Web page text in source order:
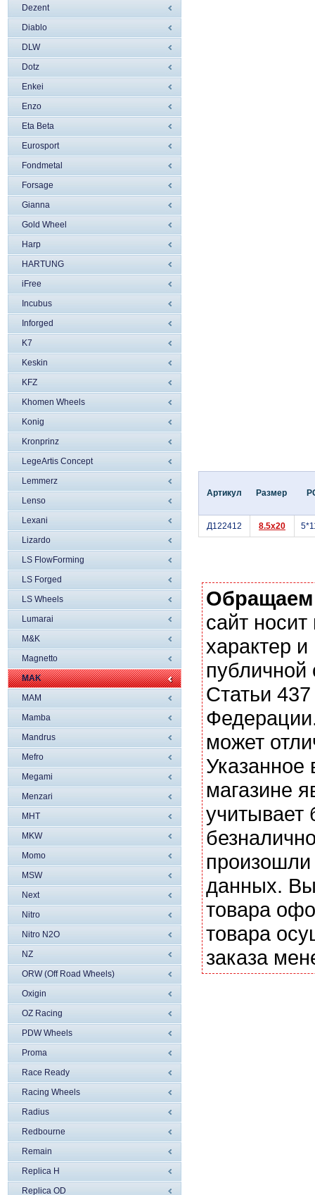
Dezent
Diablo
DLW
Dotz
Enkei
Enzo
Eta Beta
Eurosport
Fondmetal
Forsage
Gianna
Gold Wheel
Harp
HARTUNG
iFree
Incubus
Inforged
K7
Keskin
KFZ
Khomen Wheels
Konig
Kronprinz
LegeArtis Concept
Lemmerz
Lenso
Lexani
Lizardo
LS FlowForming
LS Forged
LS Wheels
Lumarai
M&K
Magnetto
MAK
MAM
Mamba
Mandrus
Mefro
Megami
Menzari
MHT
MKW
Momo
MSW
Next
Nitro
Nitro N2O
NZ
ORW (Off Road Wheels)
Oxigin
OZ Racing
PDW Wheels
Proma
Race Ready
Racing Wheels
Radius
Redbourne
Remain
Replica H
Replica OD
Артикул Размер
Д122412 8.5x20
сайт
характер
Статьи
может
магазине
учитывает
данных. Вы
товара
товара
заказа